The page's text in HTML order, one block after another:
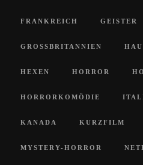
FRANKREICH GEISTER
GROSSBRITANNIEN
HEXEN HORROR
HORRORKOMÖDIE
KANADA KURZFILM
MYSTERY-HORROR